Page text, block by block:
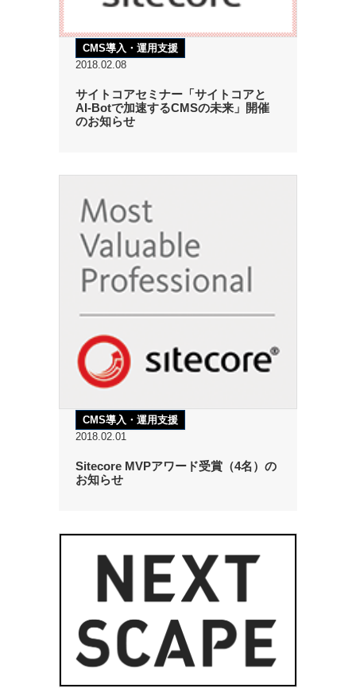
CMS導入・運用支援
2018.02.08
サイトコアセミナー「サイトコアと
AI-Botで加速するCMSの未来」開催
のお知らせ
CMS導入・運用支援
2018.02.01
Sitecore MVPアワード受賞（4名）の
お知らせ